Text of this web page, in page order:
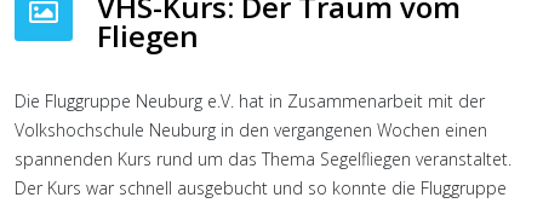
Fliegen
Die Fluggruppe Neuburg e.V. hat in Zusammenarbeit mit der
Volkshochschule Neuburg in den vergangenen Wochen einen
spannenden Kurs rund um das Thema Segelfliegen veranstaltet.
Der Kurs war schnell ausgebucht und so konnte die Fluggruppe